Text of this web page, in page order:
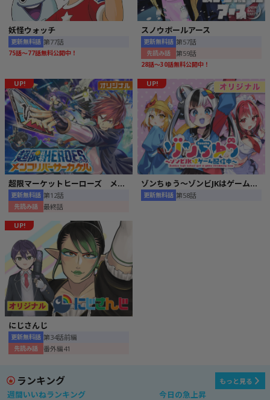
妖怪ウォッチ
更新無料話 第77話
75話〜77話無料公開中！
スノウボールアース
更新無料話 第57話
先読み話 第59話
28話～30話無料公開中！
UP!
超限マーケットヒーローズ メンコリバーサーカケル
更新無料話 第12話
先読み話 最終話
UP!
ゾンちゅう～ゾンビJKはゲーム配信中～
更新無料話 第58話
UP!
にじさんじ
更新無料話 第34話前編
先読み話 番外編41
ランキング もっと見る
週間いいねランキング 今日の急上昇